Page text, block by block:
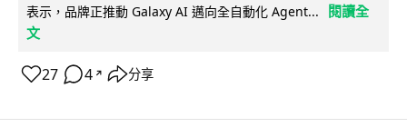
表示，品牌正推動 Galaxy AI 邁向全自動化 Agent...
閱讀全
文
27 4 ↗ 分享